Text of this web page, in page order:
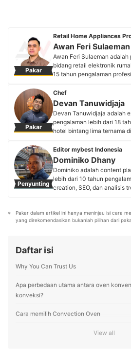
Pakar
Retail Home Appliances
Awan Feri Sulaeman
Awan Feri Sulaeman
bidang retail elektronik
15 tahun pengalaman
yang kuat di dunia
pemahaman mendalam
tren produk elektronik
membagikan review
serta panduan memilih
kanal YouTube “Awan
cerdas saat membeli
tangga.
Profil Awan Feri
Pakar
Chef
Devan Tanuwidjaja
Devan Tanuwidjaja adalah
pengalaman lebih dari 18
hotel bintang lima ternama
Senayan, Hotel
Jakarta, Pullman Jakarta,
dan Four Seasons Hotel
@devan_tan dengan lebih
Instagram, ia aktif
mudah diikuti. Chef Devan
masyarakat.
Profil Devan Tanuwidjaja
Penyunting
Editor mybest Indonesia
Dominiko Dhany
Dominiko adalah content
lebih dari 10 tahun
creation, SEO, dan analisis
hingga copywriting. Kini, ia
pakar berbagai industri dan
Pakar dalam artikel ini hanya meninjau isi cara
yang direkomendasikan bukanlah pilihan dari
Daftar isi
Why You Can Trust Us
Apa perbedaan utama antara oven
konveksi?
Cara memilih Convection Oven
Utamakan kapasitas di atas 50
View all